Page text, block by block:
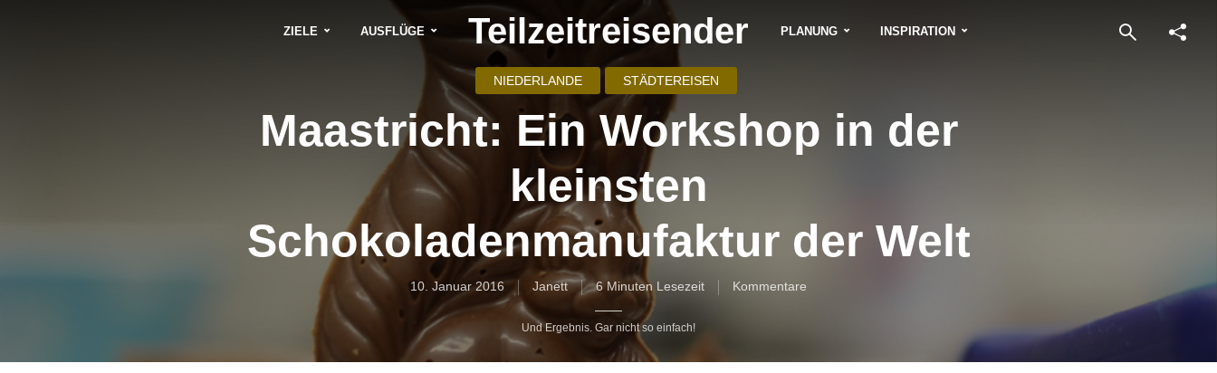
ZIELE AUSFLÜGE Teilzeitreisender PLANUNG INSPIRATION
Und Ergebnis. Gar nicht so einfach!
NIEDERLANDE STÄDTEREISEN
Maastricht: Ein Workshop in der
kleinsten
Schokoladenmanufaktur der Welt
10. Januar 2016 Janett 6 Minuten Lesezeit Kommentare